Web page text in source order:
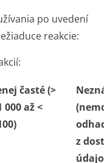
po uvedení
reakcie:
časté (>
000 až <
z